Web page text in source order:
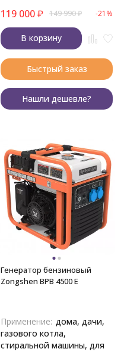
119 000₽ 149 990₽ -21%
В корзину
Быстрый заказ
Нашли дешевле?
Генератор бензиновый
Zongshen BPB 4500 E
Применение: дома, дачи,
газового котла,
стиральной машины, для